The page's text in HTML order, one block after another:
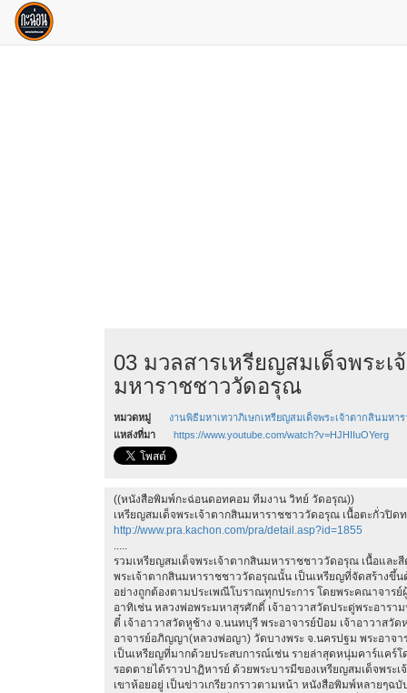
03 มวลสารเหรียญสมเด็จพระเ
มหาราชชาววัดอรุณ
หมวดหมู่
งานพิธีมหาเทวาภิเษกเหรียญสมเด็จพระเจ้าตากสินมหา
แหล่งที่มา
https://www.youtube.com/watch?v=HJHIIuOYerg
((หนังสือพิมพ์กะฉ่อนดอทคอม ทีมงาน วิทย์ วัดอรุณ))
เหรียญสมเด็จพระเจ้าตากสินมหาราชชาววัดอรุณ เนื้อตะกั่วปิด
http://www.pra.kachon.com/pra/detail.asp?id=1855
.....
รวมเหรียญสมเด็จพระเจ้าตากสินมหาราชชาววัดอรุณ เนื้อและสี
พระเจ้าตากสินมหาราชชาววัดอรุณนั้น เป็นเหรียญที่จัดสร้างขึ้น
อย่างถูกต้องตามประเพณีโบราณทุกประการ โดยพระคณาจาร
อาทิเช่น หลวงพ่อพระมหาสุรศักดิ์ เจ้าอาวาสวัดประดู่พระอารา
ตี๋ เจ้าอาวาสวัดหูช้าง จ.นนทบุรี พระอาจารย์ป้อม เจ้าอาวาสวั
อาจารย์อภิญญา(หลวงพ่อญา) วัดบางพระ จ.นครปฐม พระอาจา
เป็นเหรียญที่มากด้วยประสบการณ์เช่น รายล่าสุดหนุ่มคาร์แคร์
รอดตายได้ราวปาฏิหารย์ ด้วยพระบารมีของเหรียญสมเด็จพระ
เขาห้อยอยู่ เป็นข่าวเกรียวกราวตามหน้า หนังสือพิมพ์หลายๆฉ